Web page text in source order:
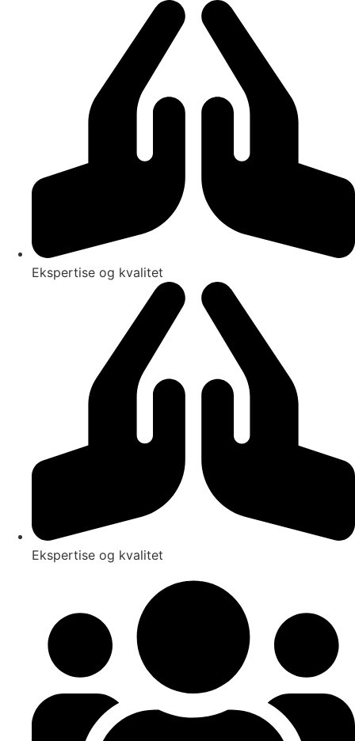
Ekspertise og kvalitet
Ekspertise og kvalitet